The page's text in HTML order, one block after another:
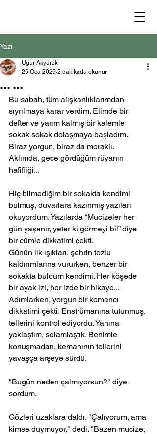
Yazı
... ...
Uğur Akyürek
25 Oca 2025 2 dakikada okunur
Bu sabah, tüm alışkanlıklarımdan
sıyrılmaya karar verdim. Elimde bir
defter ve yarım kalmış bir kalemle
sokak sokak dolaşmaya başladım.
Biraz yorgun, biraz da meraklı.
Aklımda, gece gördüğüm rüyanın
hafifliği...
Hiç bilmediğim bir sokakta kendimi
bulmuş, duvarlara kazınmış yazıları
okuyordum. Yazılarda “Mucizeler her
gün yaşanır, yeter ki görmeyi bil” diye
bir cümle dikkatimi çekti.
Günün ilk ışıkları, şehrin tozlu
kaldırımlarına vururken, benzer bir
sokakta buldum kendimi. Her köşede
bir ayak izi, her izde bir hikaye...
Adımlarken, yorgun bir kemancı
dikkatimi çekti. Enstrümanına tutunmuş,
tellerini kontrol ediyordu. Yanına
yaklaştım, selamlaştık. Benimle
konuşmadan, kemanının tellerini
yavaşça arşeye sürdü.
"Bugün neden çalmıyorsun?" diye
sordum.
Gözleri uzaklara daldı. "Çalıyorum, ama
kimse duymuyor," dedi. "Bazen mucize,